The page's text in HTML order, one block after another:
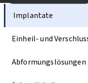
Implantate
Einheil- und
Abformungslösungen